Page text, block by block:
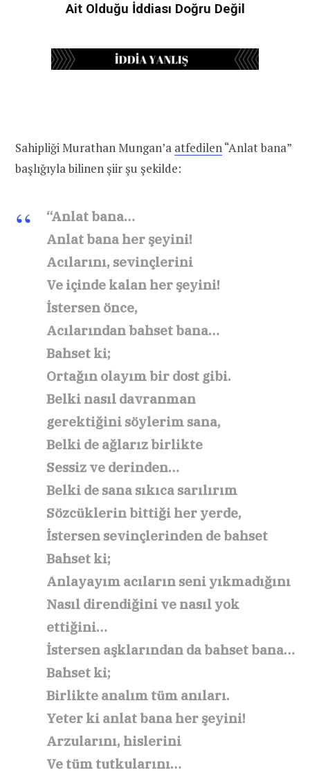
Ait Olduğu İddiası Doğru Değil
Sahipliği Murathan Mungan’a atfedilen“Anlat bana”
başlığıyla bilinen şiir şu şekilde:
“Anlat bana…
Anlat bana her şeyini!
Acılarını, sevinçlerini
Ve içinde kalan her şeyini!
İstersen önce,
Acılarından bahset bana…
Bahset ki;
Ortağın olayım bir dost gibi.
Belki nasıl davranman
gerektiğini söylerim sana,
Belki de ağlarız birlikte
Sessiz ve derinden…
Belki de sana sıkıca sarılırım
Sözcüklerin bittiği her yerde,
İstersen sevinçlerinden de bahset
Bahset ki;
Anlayayım acıların seni yıkmadığını
Nasıl direndiğini ve nasıl yok
ettiğini…
İstersen aşklarından da bahset bana…
Bahset ki;
Birlikte analım tüm anıları.
Yeter ki anlat bana her şeyini!
Arzularını, hislerini
Ve tüm tutkularını…